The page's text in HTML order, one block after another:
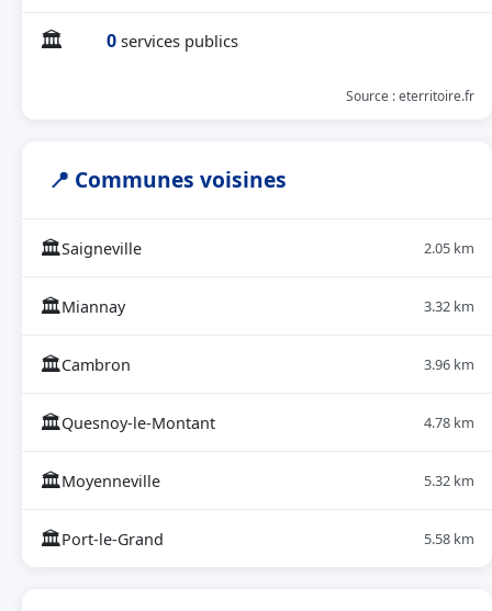
🏛 0 services publics
Source : eterritoire.fr
📍 Communes voisines
🏛Saigneville 2.05 km
🏛Miannay 3.32 km
🏛Cambron 3.96 km
🏛Quesnoy-le-Montant 4.78 km
🏛Moyenneville 5.32 km
🏛Port-le-Grand 5.58 km